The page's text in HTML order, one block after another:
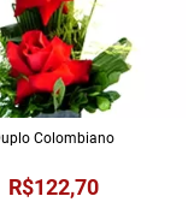
R$122,70
Colombiano